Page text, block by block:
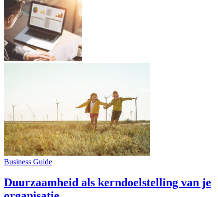
Business Guide
Duurzaamheid als kerndoelstelling van je